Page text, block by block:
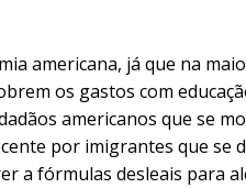
americana, já que na
os gastos com
americanos que se
por imigrantes que se
a fórmulas desleais para